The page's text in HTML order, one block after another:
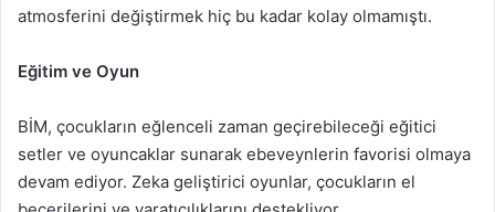
atmosferini değiştirmek hiç bu kadar kolay olmamıştı.
Eğitim ve Oyun
BİM, çocukların eğlenceli zaman geçirebileceği eğitici
setler ve oyuncaklar sunarak ebeveynlerin favorisi olmaya
devam ediyor. Zeka geliştirici oyunlar, çocukların el